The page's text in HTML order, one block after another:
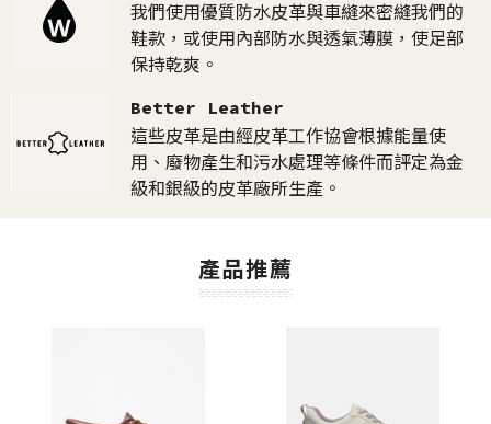
我們使用優質防水皮革與車縫來密縫我們的
鞋款，或使用內部防水與透氣薄膜，使足部
保持乾爽。
Better Leather
這些皮革是由經皮革工作協會根據能量使
用、廢物產生和污水處理等條件而評定為金
級和銀級的皮革廠所生產。
產品推薦